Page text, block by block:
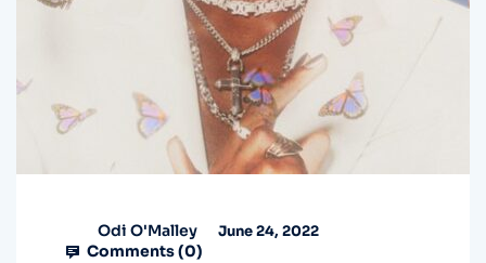
Odi O'Malley June 24, 2022
Comments (0)